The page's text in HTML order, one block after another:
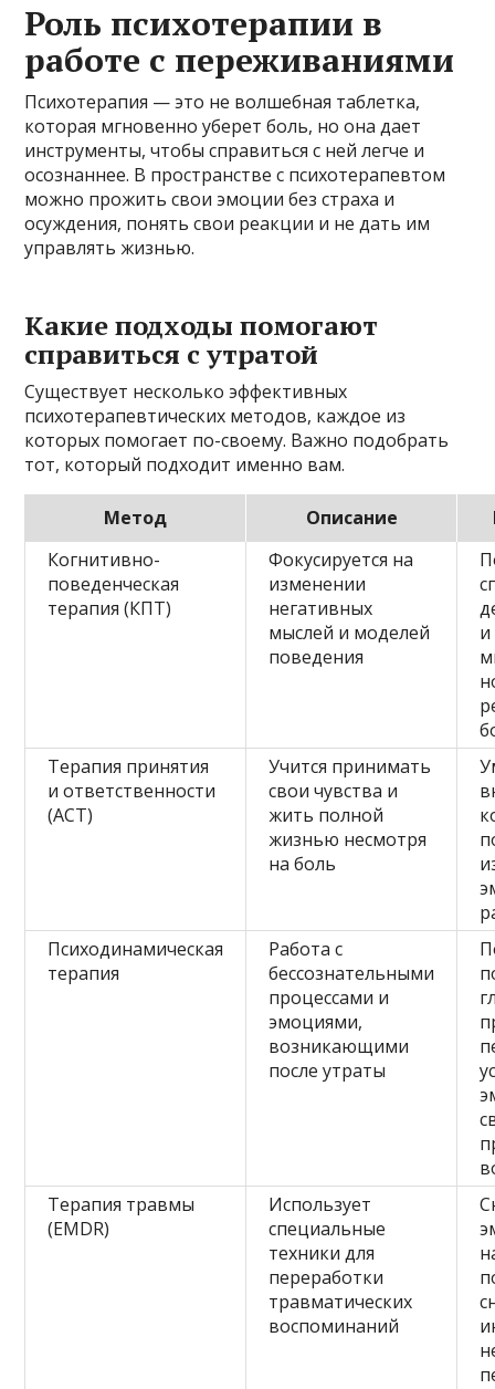
Роль психотерапии в
работе с переживаниями
Психотерапия — это не волшебная таблетка,
которая мгновенно уберет боль, но она дает
инструменты, чтобы справиться с ней легче и
осознаннее. В пространстве с психотерапевтом
можно прожить свои эмоции без страха и
осуждения, понять свои реакции и не дать им
управлять жизнью.
Какие подходы помогают
справиться с утратой
Существует несколько эффективных
психотерапевтических методов, каждое из
которых помогает по-своему. Важно подобрать
тот, который подходит именно вам.
Метод Описание
Когнитивно-
поведенческая
терапия (КПТ)
Фокусируется на
изменении
негативных
мыслей и моделей
поведения
Терапия принятия
и ответственности
(ACT)
Учится принимать
свои чувства и
жить полной
жизнью несмотря
на боль
Психодинамическая
терапия
Работа с
бессознательными
процессами и
эмоциями,
возникающими
после утраты
Терапия травмы
(EMDR)
Использует
специальные
техники для
переработки
травматических
воспоминаний